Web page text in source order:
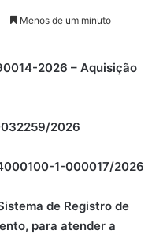
Menos de um minuto
2026 – Aquisição
2026
1-000017/2026
de Registro de
para atender a